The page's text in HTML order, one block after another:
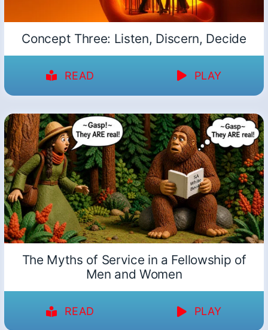
Concept Three: Listen, Discern, Decide
READ PLAY
The Myths of Service in a Fellowship of
Men and Women
READ PLAY